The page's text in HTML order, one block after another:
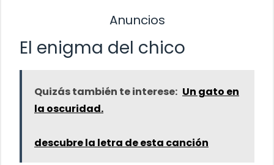
Anuncios
El enigma del chico
Quizás también te interese: Un gato en
la oscuridad.
descubre la letra de esta canción